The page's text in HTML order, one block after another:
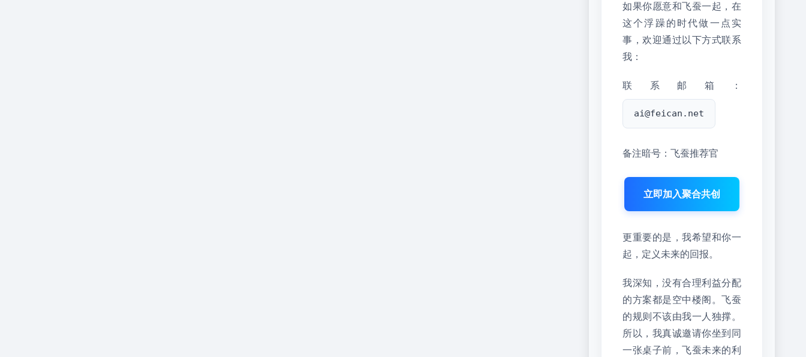
如果你愿意和飞蚕一起，在
这个浮躁的时代做一点实
事，欢迎通过以下方式联系
我：
联系邮箱：
ai@feican.net
备注暗号：飞蚕推荐官
立即加入聚合共创
更重要的是，我希望和你一
起，定义未来的回报。
我深知，没有合理利益分配
的方案都是空中楼阁。飞蚕
的规则不该由我一人独撑。
所以，我真诚邀请你坐到同
一张桌子前，飞蚕未来的利